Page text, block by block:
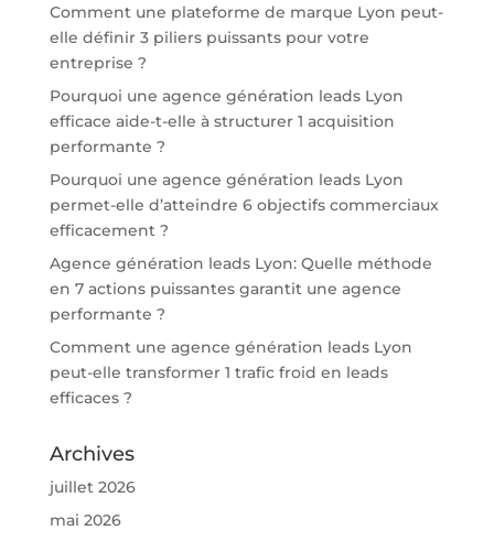
Comment une plateforme de marque Lyon peut-
elle définir 3 piliers puissants pour votre
entreprise ?
Pourquoi une agence génération leads Lyon
efficace aide-t-elle à structurer 1 acquisition
performante ?
Pourquoi une agence génération leads Lyon
permet-elle d’atteindre 6 objectifs commerciaux
efficacement ?
Agence génération leads Lyon: Quelle méthode
en 7 actions puissantes garantit une agence
performante ?
Comment une agence génération leads Lyon
peut-elle transformer 1 trafic froid en leads
efficaces ?
Archives
juillet 2026
mai 2026